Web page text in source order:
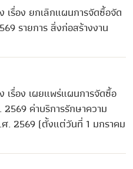
เรื่อง ยกเลิกแผนการจัดซื้อจัด
รายการ สิ่งก่อสร้างงาน
เรื่อง เผยแพร่แผนการจัดซื้อ
ค่าบริการรักษาความ
. 2569 (ตั้งแต่วันที่ 1 มกราคม